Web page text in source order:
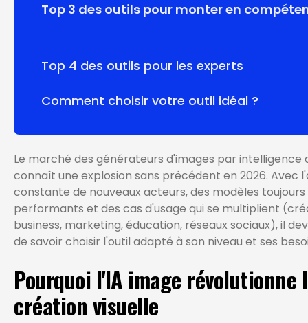
Top 3 des outils pour monter en
Top 4 des outils pour les experts
Comment choisir votre outil idéal ?
Le marché des générateurs d'images par intelligence
connaît une explosion sans précédent en 2026. Avec
constante de nouveaux acteurs, des modèles toujours
performants et des cas d'usage qui se multiplient
business, marketing, éducation, réseaux sociaux), il
de savoir choisir l'outil adapté à son niveau et ses
Pourquoi l'IA image révolutionne
création visuelle